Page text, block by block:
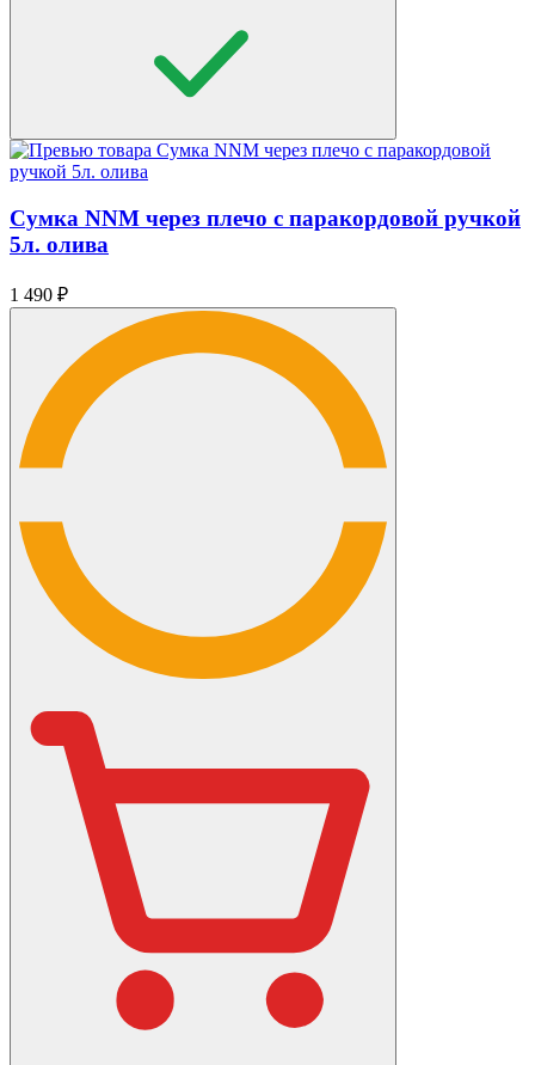
Сумка NNM через плечо с паракордовой ручкой
5л. олива
1 490 ₽